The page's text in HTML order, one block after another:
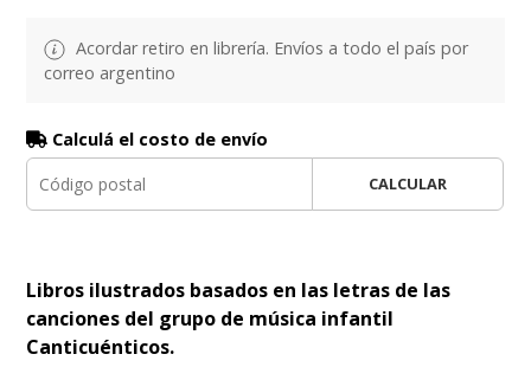
Acordar retiro en librería. Envíos a todo el país por
correo argentino
Calculá el costo de envío
CALCULAR
Libros ilustrados basados en las letras de las
canciones del grupo de música infantil
Canticuénticos.